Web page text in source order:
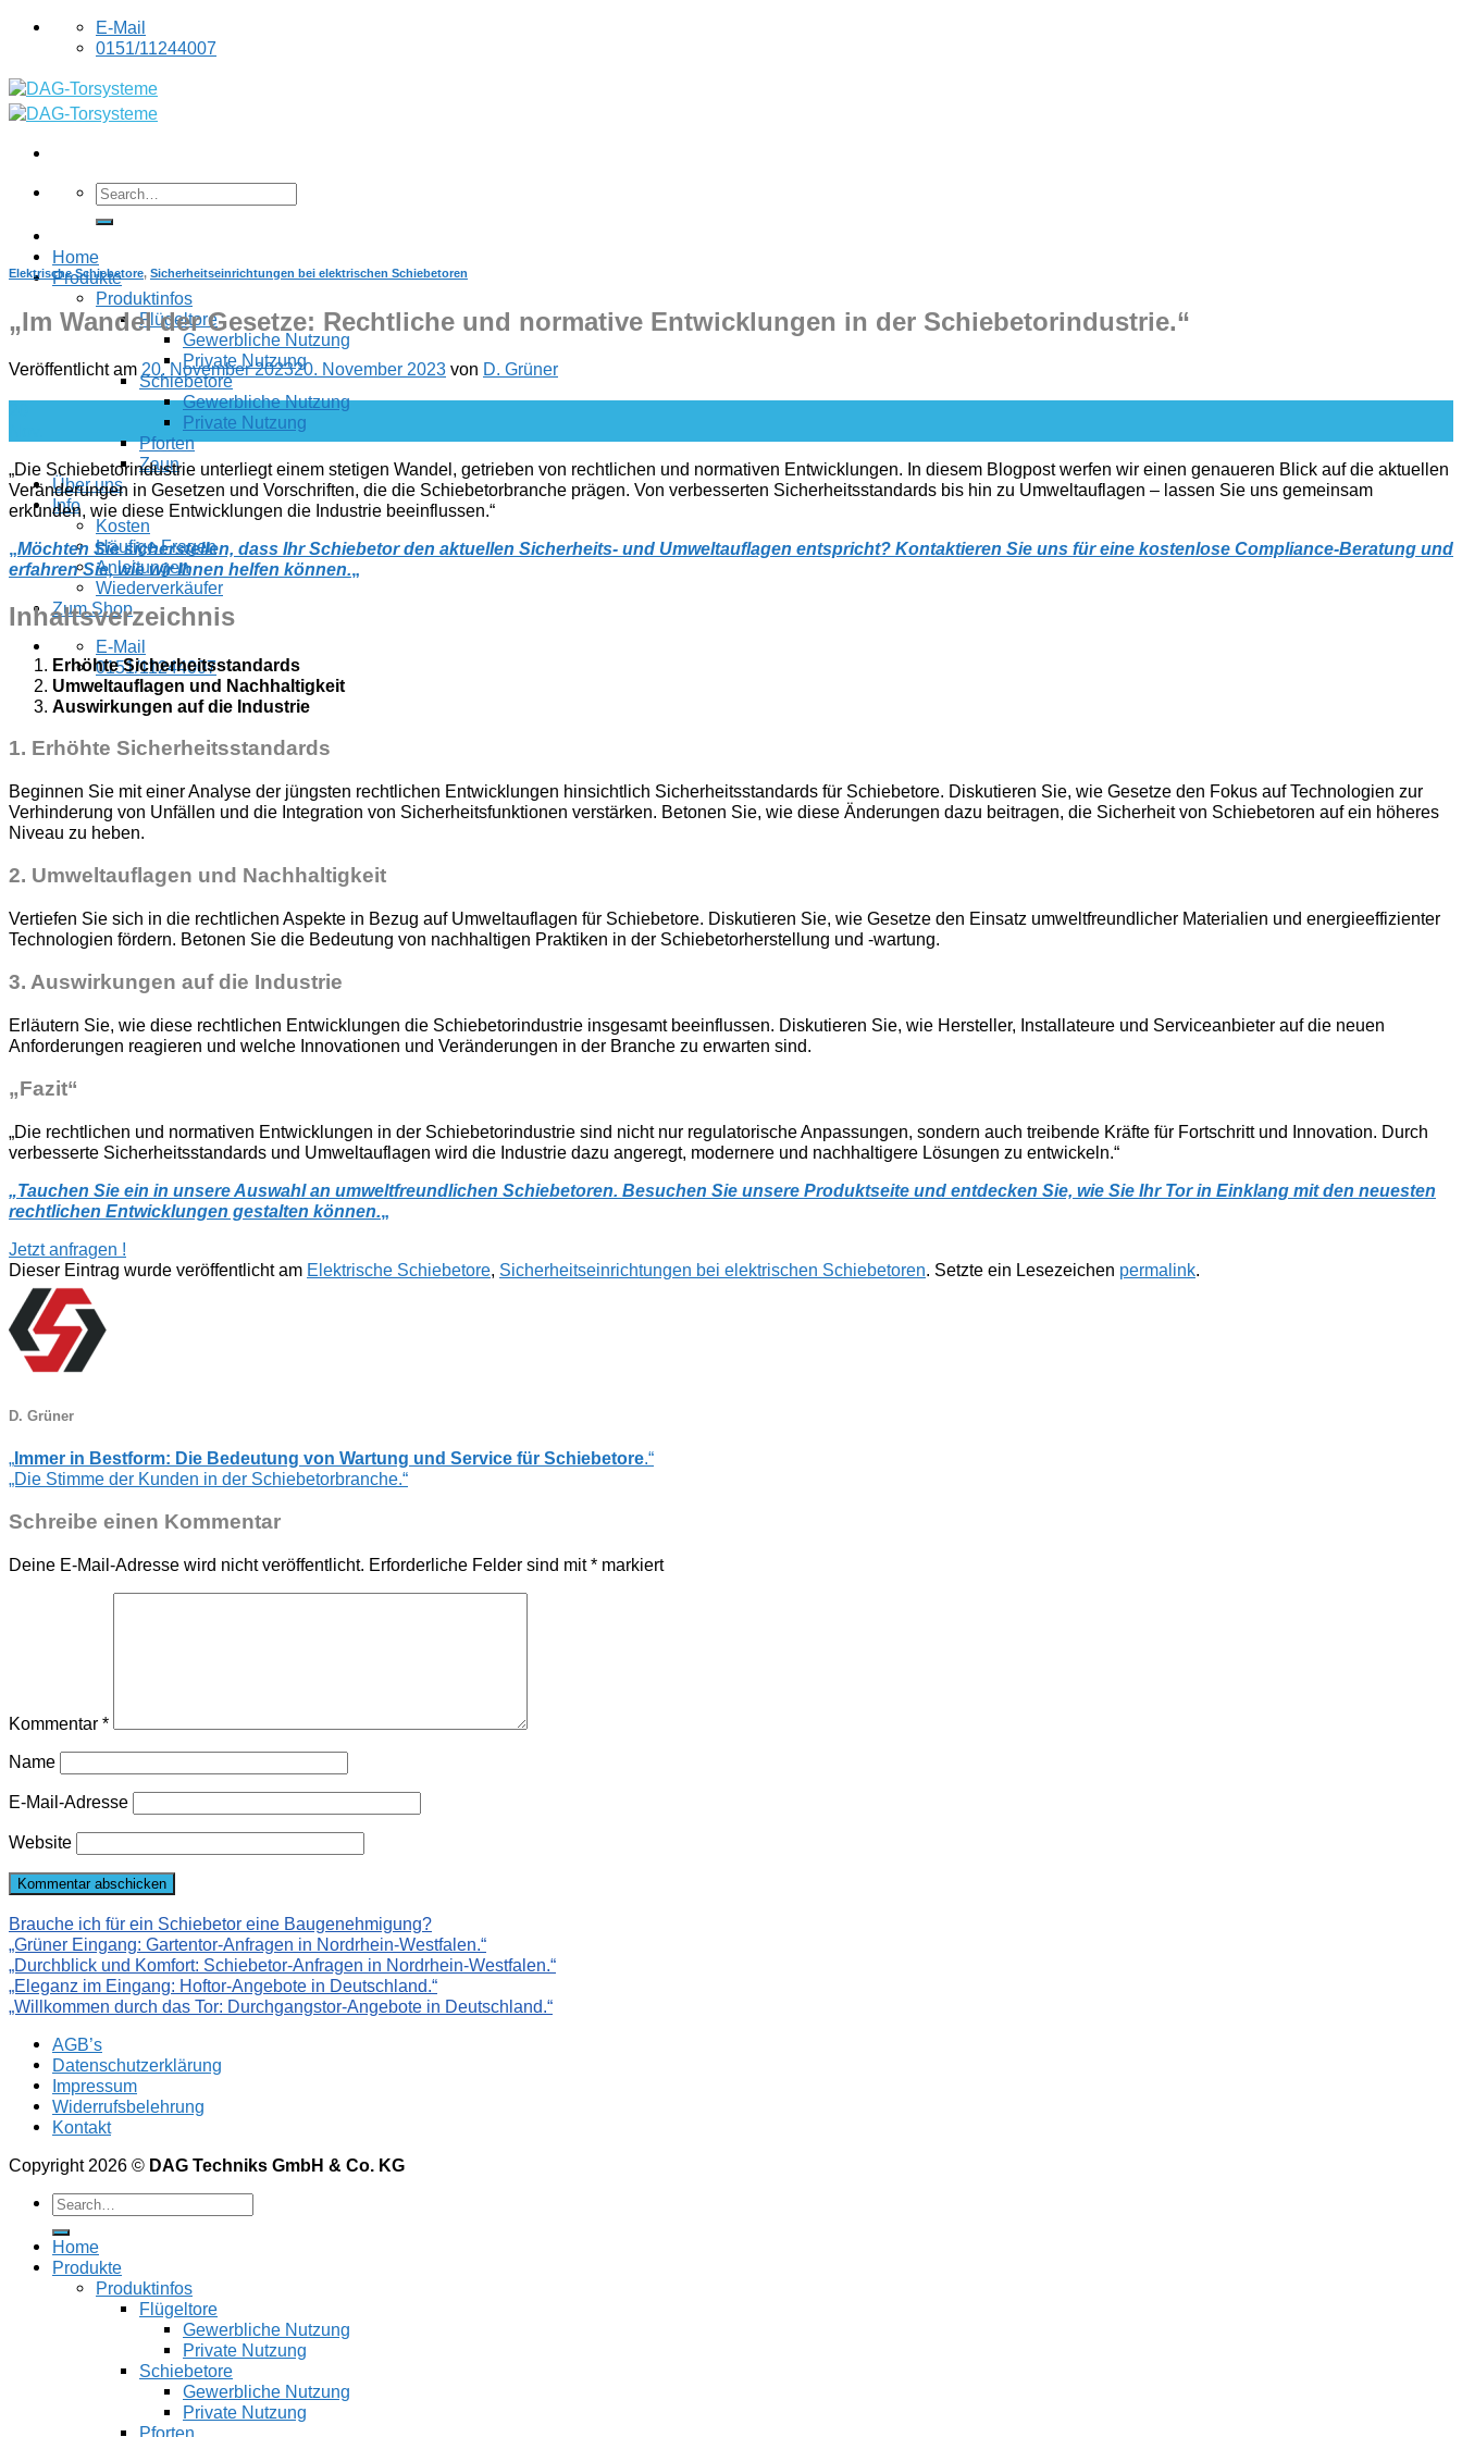
Skip
E-Mail
0151/11244007
Home
Produkte
Produktinfos
Flügeltore
Gewerbliche Nutzung
Private Nutzung
Schiebetore
Gewerbliche Nutzung
Private Nutzung
Pforten
Zaun
Über uns
Info
Kosten
Häufige Fragen
Anleitungen
Wiederverkäufer
Zum Shop
E-Mail
0151/11244007
Elektrische Schiebetore, Sicherheitseinrichtungen bei elektrischen Schiebetoren
„Im Wandel der Gesetze: Rechtliche und normative Entwicklungen in der Schiebetorindustrie.“
Veröffentlicht am 20. November 202320. November 2023 von D. Grüner
„Die Schiebetorindustrie unterliegt einem stetigen Wandel, getrieben von rechtlichen und normativen Entwicklungen. In diesem Blogpost werfen wir einen genaueren Blick auf die aktuellen
Veränderungen in Gesetzen und Vorschriften, die die Schiebetorbranche prägen. Von verbesserten Sicherheitsstandards bis hin zu Umweltauflagen – lassen Sie uns gemeinsam
erkunden, wie diese Entwicklungen die Industrie beeinflussen.“
„Möchten Sie sicherstellen, dass Ihr Schiebetor den aktuellen Sicherheits- und Umweltauflagen entspricht? Kontaktieren Sie uns für eine kostenlose Compliance-Beratung und
erfahren Sie, wie wir Ihnen helfen können.„
Inhaltsverzeichnis
Erhöhte Sicherheitsstandards
Umweltauflagen und Nachhaltigkeit
Auswirkungen auf die Industrie
1. Erhöhte Sicherheitsstandards
Beginnen Sie mit einer Analyse der jüngsten rechtlichen Entwicklungen hinsichtlich Sicherheitsstandards für Schiebetore. Diskutieren Sie, wie Gesetze den Fokus auf Technologien zur
Verhinderung von Unfällen und die Integration von Sicherheitsfunktionen verstärken. Betonen Sie, wie diese Änderungen dazu beitragen, die Sicherheit von Schiebetoren auf ein höheres
Niveau zu heben.
2. Umweltauflagen und Nachhaltigkeit
Vertiefen Sie sich in die rechtlichen Aspekte in Bezug auf Umweltauflagen für Schiebetore. Diskutieren Sie, wie Gesetze den Einsatz umweltfreundlicher Materialien und energieeffizienter
Technologien fördern. Betonen Sie die Bedeutung von nachhaltigen Praktiken in der Schiebetorherstellung und -wartung.
3. Auswirkungen auf die Industrie
Erläutern Sie, wie diese rechtlichen Entwicklungen die Schiebetorindustrie insgesamt beeinflussen. Diskutieren Sie, wie Hersteller, Installateure und Serviceanbieter auf die neuen
Anforderungen reagieren und welche Innovationen und Veränderungen in der Branche zu erwarten sind.
„Fazit“
„Die rechtlichen und normativen Entwicklungen in der Schiebetorindustrie sind nicht nur regulatorische Anpassungen, sondern auch treibende Kräfte für Fortschritt und Innovation. Durch
verbesserte Sicherheitsstandards und Umweltauflagen wird die Industrie dazu angeregt, modernere und nachhaltigere Lösungen zu entwickeln.“
„Tauchen Sie ein in unsere Auswahl an umweltfreundlichen Schiebetoren. Besuchen Sie unsere Produktseite und entdecken Sie, wie Sie Ihr Tor in Einklang mit den neuesten
rechtlichen Entwicklungen gestalten können.„
Jetzt anfragen !
Dieser Eintrag wurde veröffentlicht am Elektrische Schiebetore, Sicherheitseinrichtungen bei elektrischen Schiebetoren. Setzte ein Lesezeichen permalink.
D. Grüner
„Immer in Bestform: Die Bedeutung von Wartung und Service für Schiebetore.“
„Die Stimme der Kunden in der Schiebetorbranche.“
Schreibe einen Kommentar
Deine E-Mail-Adresse wird nicht veröffentlicht. Erforderliche Felder sind mit* markiert
Kommentar *
Name
E-Mail-Adresse
Website
Brauche ich für ein Schiebetor eine Baugenehmigung?
„Grüner Eingang: Gartentor-Anfragen in Nordrhein-Westfalen.“
„Durchblick und Komfort: Schiebetor-Anfragen in Nordrhein-Westfalen.“
„Eleganz im Eingang: Hoftor-Angebote in Deutschland.“
„Willkommen durch das Tor: Durchgangstor-Angebote in Deutschland.“
AGB’s
Datenschutzerklärung
Impressum
Widerrufsbelehrung
Kontakt
Copyright 2026 © DAG Techniks GmbH & Co. KG
Home
Produkte
Produktinfos
Flügeltore
Gewerbliche Nutzung
Private Nutzung
Schiebetore
Gewerbliche Nutzung
Private Nutzung
Pforten